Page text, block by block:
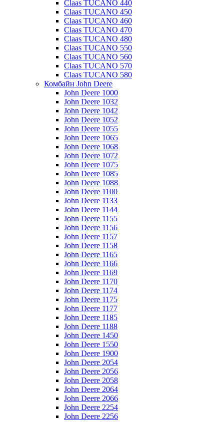
Claas TUCANO 440
Claas TUCANO 450
Claas TUCANO 460
Claas TUCANO 470
Claas TUCANO 480
Claas TUCANO 550
Claas TUCANO 560
Claas TUCANO 570
Claas TUCANO 580
Комбайн John Deere
John Deere 1000
John Deere 1032
John Deere 1042
John Deere 1052
John Deere 1055
John Deere 1065
John Deere 1068
John Deere 1072
John Deere 1075
John Deere 1085
John Deere 1088
John Deere 1100
John Deere 1133
John Deere 1144
John Deere 1155
John Deere 1156
John Deere 1157
John Deere 1158
John Deere 1165
John Deere 1166
John Deere 1169
John Deere 1170
John Deere 1174
John Deere 1175
John Deere 1177
John Deere 1185
John Deere 1188
John Deere 1450
John Deere 1550
John Deere 1900
John Deere 2054
John Deere 2056
John Deere 2058
John Deere 2064
John Deere 2066
John Deere 2254
John Deere 2256